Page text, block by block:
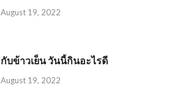
August 19, 2022
กับข้าวเย็น วันนี้กินอะไรดี
August 19, 2022